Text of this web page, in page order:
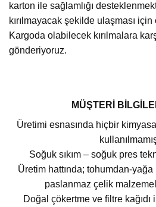
karton ile sağlamlığı
kırılmayacak şekilde ulaşması
Kargoda olabilecek kırılmalara
gönderiyoruz.
MÜŞTERİ
Üretimi esnasında hiçbir
Soğuk sıkım – soğuk pres
Üretim hattında; tohumdan-
paslanmaz çelik
Doğal çökertme ve filtre kağıdı